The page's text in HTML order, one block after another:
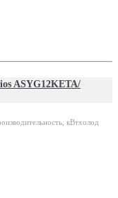
ASYG12KETA/
кВтхолод